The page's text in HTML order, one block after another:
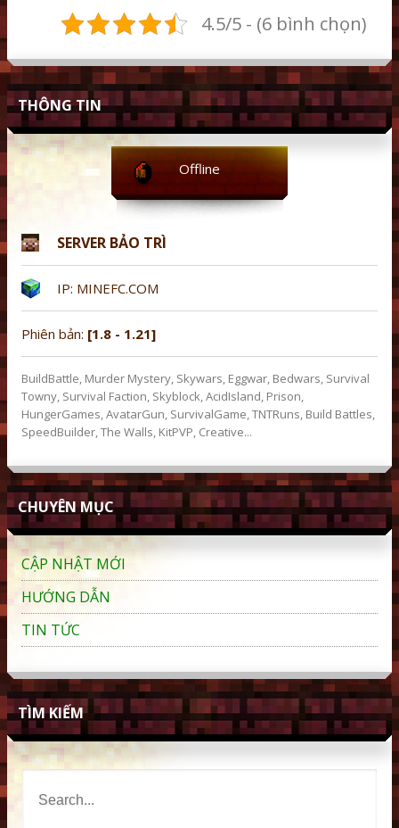
4.5/5 - (6 bình chọn)
THÔNG TIN
Offline
SERVER BẢO TRÌ
IP: MINEFC.COM
Phiên bản: [1.8 - 1.21]
BuildBattle, Murder Mystery, Skywars, Eggwar, Bedwars, Survival
Towny, Survival Faction, Skyblock, AcidIsland, Prison,
HungerGames, AvatarGun, SurvivalGame, TNTRuns, Build Battles,
SpeedBuilder, The Walls, KitPVP, Creative...
CHUYÊN MỤC
CẬP NHẬT MỚI
HƯỚNG DẪN
TIN TỨC
TÌM KIẾM